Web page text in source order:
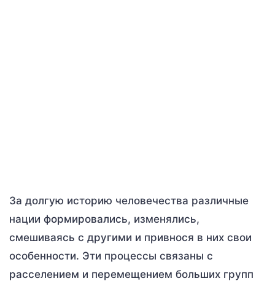
За долгую историю человечества различные
нации формировались, изменялись,
смешиваясь с другими и привнося в них свои
особенности. Эти процессы связаны с
расселением и перемещением больших групп